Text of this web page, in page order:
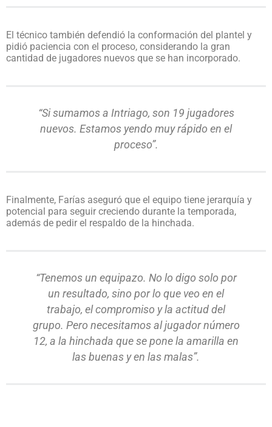
El técnico también defendió la conformación del plantel y
pidió paciencia con el proceso, considerando la gran
cantidad de jugadores nuevos que se han incorporado.
“Si sumamos a Intriago, son 19 jugadores
nuevos. Estamos yendo muy rápido en el
proceso”.
Finalmente, Farías aseguró que el equipo tiene jerarquía y
potencial para seguir creciendo durante la temporada,
además de pedir el respaldo de la hinchada.
“Tenemos un equipazo. No lo digo solo por
un resultado, sino por lo que veo en el
trabajo, el compromiso y la actitud del
grupo. Pero necesitamos al jugador número
12, a la hinchada que se pone la amarilla en
las buenas y en las malas”.